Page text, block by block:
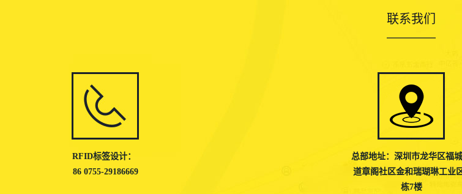
联系我们
RFID标签设计：
86 0755-29186669
总部地址：深圳市龙华区福
道章阁社区金和瑞瑚琳工业
栋7楼